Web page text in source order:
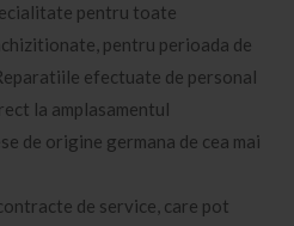
pentru toate
pentru perioada de
efectuate de personal
la amplasamentul
de origine germana de cea mai
de service, care pot